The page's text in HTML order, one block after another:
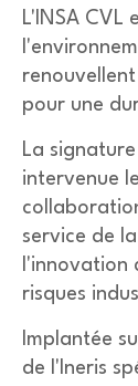
L'INSA CVL
pour une
La
intervenue
service de
l'innovation
risques
Implantée
de l' Ineris